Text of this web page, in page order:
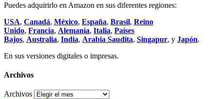
Puedes adquirirlo en Amazon en sus diferentes regiones:
USA, Canadá, México, España, Brasil, Reino
Unido, Francia, Alemania, Italia, Países
Bajos, Australia, India, Arabia Saudita, Singapur, y Japón.
En sus versiones digitales o impresas.
Archivos
Archivos